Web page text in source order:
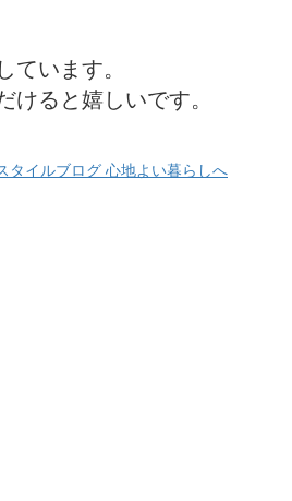
ています。
けると嬉しいです。